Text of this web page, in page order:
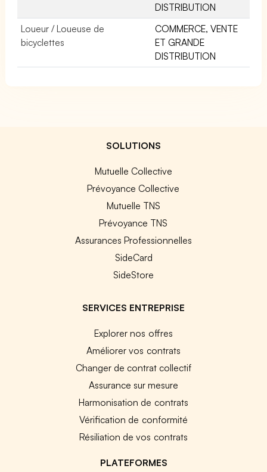
DISTRIBUTION
Loueur / Loueuse de
bicyclettes
COMMERCE, VENTE
ET GRANDE
DISTRIBUTION
SOLUTIONS
Mutuelle Collective
Prévoyance Collective
Mutuelle TNS
Prévoyance TNS
Assurances Professionnelles
SideCard
SideStore
SERVICES ENTREPRISE
Explorer nos offres
Améliorer vos contrats
Changer de contrat collectif
Assurance sur mesure
Harmonisation de contrats
Vérification de conformité
Résiliation de vos contrats
PLATEFORMES